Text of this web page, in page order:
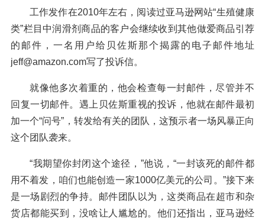
工作发作在2010年左右，阅读过亚马逊网站“生殖健康
类”栏目中润滑剂商品的客户会继续收到其他做爱商品引荐
的邮件，一名用户给贝佐斯那个揭露的电子邮件地址
jeff@amazon.com写了投诉信。
就像他多次着重的，他会检查每一封邮件，尽管并不
回复一切邮件。遇上贝佐斯重视的投诉，他就在邮件最初
加一个“问号”，转发给有关的团队，这预示者一场风暴正向
这个团队袭来。
“我期望你封闭这个途径，”他说，“一封该死的邮件都
用不着发，咱们也能创造一家1000亿美元的公司。”接下来
是一场剧烈的争持。邮件团队以为，这类商品在超市和杂
货店都能买到，没啥让人尴尬的。他们还指出，亚马逊经